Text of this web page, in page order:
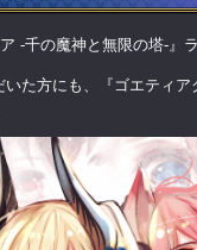
-千の魔神と無限の塔-』
た方にも、『ゴエティ